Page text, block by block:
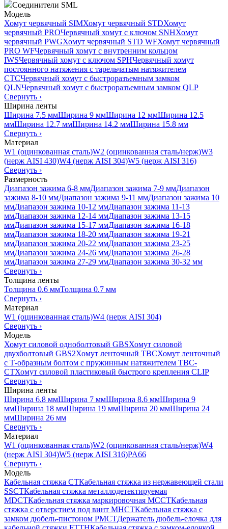
Соединители SML
Модель
Хомут червячный SIMХомут червячный STDХомут
червячный PROЧервячный хомут с ключом SNHХомут
червячный PWGХомут червячный STD WFХомут червячный
PRO WFЧервячный хомут с внутренним кольцом
IWSЧервячный хомут с ключом SPHЧервячный хомут
постоянного натяжения с тарельчатым натяжителем
CTCЧервячный хомут с быстроразъемным замком
QLNЧервячный хомут с быстроразъемным замком QLP
Свернуть ›
Ширина ленты
Ширина 7.5 ммШирина 9 ммШирина 12 ммШирина 12.5
ммШирина 12.7 ммШирина 14.2 ммШирина 15.8 мм
Свернуть ›
Материал
W1 (оцинкованная сталь)W2 (оцинкованная сталь/нерж)W3
(нерж AISI 430)W4 (нерж AISI 304)W5 (нерж AISI 316)
Свернуть ›
Размерность
Диапазон зажима 6-8 ммДиапазон зажима 7-9 ммДиапазон
зажима 8-10 ммДиапазон зажима 9-11 ммДиапазон зажима 10
ммДиапазон зажима 10-12 ммДиапазон зажима 11-13
ммДиапазон зажима 12-14 ммДиапазон зажима 13-15
ммДиапазон зажима 15-17 ммДиапазон зажима 16-18
ммДиапазон зажима 18-20 ммДиапазон зажима 19-21
ммДиапазон зажима 20-22 ммДиапазон зажима 23-25
ммДиапазон зажима 24-26 ммДиапазон зажима 26-28
ммДиапазон зажима 27-29 ммДиапазон зажима 30-32 мм
Свернуть ›
Толщина ленты
Толщина 0.6 ммТолщина 0.7 мм
Свернуть ›
Материал
W1 (оцинкованная сталь)W4 (нерж AISI 304)
Свернуть ›
Модель
Хомут силовой одноболтовый GBSХомут силовой
двухболтовый GBS2Хомут ленточный TBCХомут ленточный
с Т-образным болтом с пружинным натяжителем TBC-
CTХомут силовой пластиковый быстрого крепления CLIP
Свернуть ›
Ширина ленты
Ширина 6.8 ммШирина 7 ммШирина 8.6 ммШирина 9
ммШирина 18 ммШирина 19 ммШирина 20 ммШирина 24
ммШирина 26 мм
Свернуть ›
Материал
W1 (оцинкованная сталь)W2 (оцинкованная сталь/нерж)W4
(нерж AISI 304)W5 (нерж AISI 316)PA66
Свернуть ›
Модель
Кабельная стяжка CTКабельная стяжка из нержавеющей стали
SSCTКабельная стяжка металлодетектируемая
MDCTКабельная стяжка маркировочная MCCTКабельная
стяжка с отверстием под винт MHCTКабельная стяжка с
замком дюбель-пистоном PMCTДержатель дюбель-елочка для